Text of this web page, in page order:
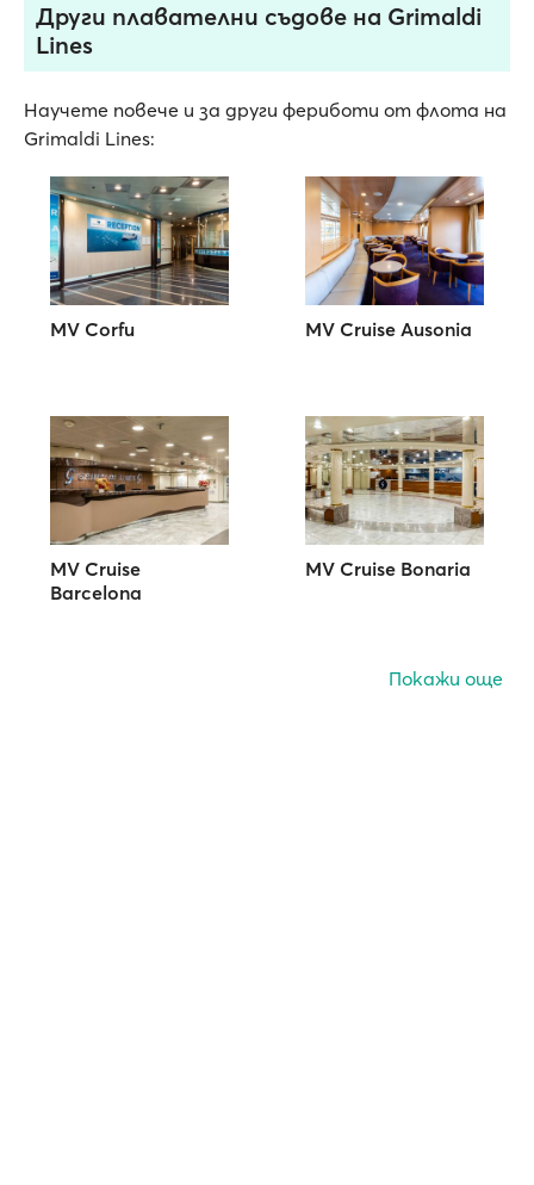
Други плавателни съдове на Grimaldi
Lines
Научете повече и за други фериботи от флота на
Grimaldi Lines:
MV Corfu MV Cruise Ausonia
MV Cruise
Barcelona
MV Cruise Bonaria
Покажи още